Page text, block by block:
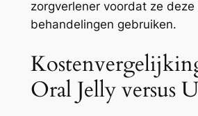
zorgverlener voordat ze deze
behandelingen gebruiken.
Oral Jelly versus